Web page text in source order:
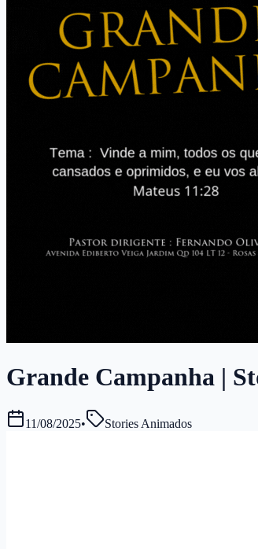
Grande Campanha |
11/08/2025• Stories Animados